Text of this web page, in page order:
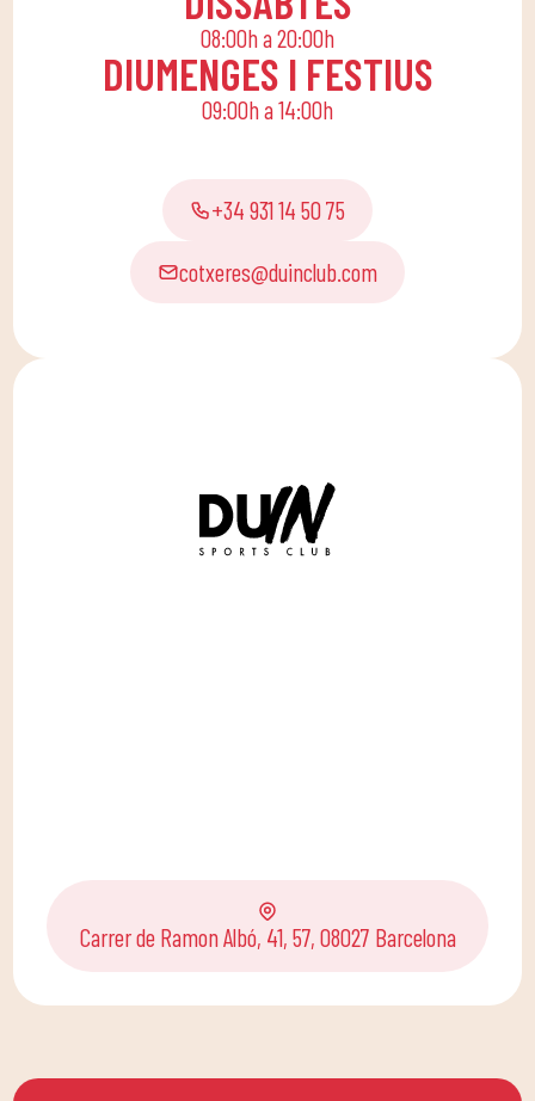
lúdiques i educatives
perquè els petits de
casa gaudeixin sols o en
08:00h a 20:00h
DIUMENGES I FESTIUS
09:00h a 14:00h
+34 931 14 50 75
cotxeres@duinclub.com
Carrer de Ramon Albó, 41, 57, 08027 Barcelona